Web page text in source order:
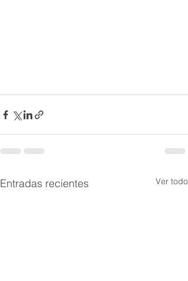
Entradas recientes Ver todo